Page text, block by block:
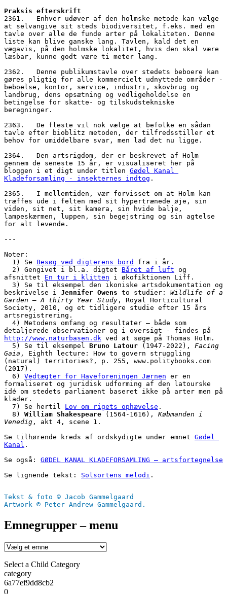
Praksis efterskrift
2361.   Enhver udøver af den holmske metode kan vælge
at selvangive sit steds biodiversitet, f.eks. med en
tavle over alle de funde arter på lokaliteten. Denne
liste kan blive ganske lang. Tavlen, kald det en
vægavis, på den holmske lokalitet, hvis den skal være
læsbar, kunne godt være ti meter lang.
2362.   Denne publikumstavle over stedets beboere kan
gøres pligtig for alle kommercielt udnyttede områder -
beboelse, kontor, service, industri, skovbrug og
landbrug, dens opsætning og vedligeholdelse en
betingelse for skatte- og tilskudstekniske
beregninger.
2363.   De fleste vil nok vælge at befolke en sådan
tavle efter bioblitz metoden, der tilfredsstiller et
behov for umiddelbare svar, men lad det nu ligge.
2364.   Den artsrigdom, der er beskrevet af Holm
gennem de seneste 15 år, er visualiseret her på
bloggen i et digt under titlen Gødel Kanal
Kladeforsamling - insekternes indtog .
2365.   I mellemtiden, vær forvisset om at Holm kan
træffes ude i felten med sit hypertrænede øje, sin
viden, sit net, sit kamera, sin hvide balje,
lampeskærmen, luppen, sin begejstring og sin agtelse
for alt levende.
---
Noter:
  1) Se
Besøg ved digterens bord
fra i år.
  2) Gengivet i bl.a. digtet
Båret af luft og
afsnittet En tur i klitten i økofiktionen Liff.
beskrivelse i Jennifer Owens to studier: Wildlife of a
Garden – A thirty Year Study , Royal Horticultural
Society, 2010, og et tidligere studie efter 15 års
artsregistrering.
http://www.naturbasen.dk ved at søge på Thomas Holm.
  5) Se til eksempel
Bruno Latour (1947-2022), Facing
Gaia , Eighth lecture: How to govern struggling
(natural) territories?, p. 255, www.politybooks.com
(2017).
  6)
Vedtægter for Haveforeningen Jærnen er en
formaliseret og juridisk udforming af den latourske
idé om stedets parliament baseret ikke på arter men på
klader.
  7) Se hertil
Lov om rigets ophævelse .
  8)
William Shakespeare (1564-1616), Købmanden i
Venedig , akt 4, scene 1.
Se tilhørende kreds af ordskydigte under emnet Gødel
Kanal .
Se også: GØDEL KANAL KLADEFORSAMLING – artsfortegnelse
Se lignende tekst: Solsortens melodi .
Tekst & foto © Jacob Gammelgaard
Artwork © Peter Andrew Gammelgaard.
Emnegrupper – menu
Select a Child Category
category
6a77ef9dd8cb2
0